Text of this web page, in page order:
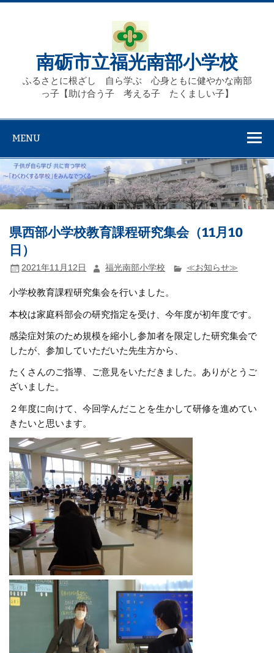
Skip
南砺市立福光南部小学校
ふるさとに根ざし 自ら学ぶ 心身ともに健やかな南部
っ子【助け合う子 考える子 たくましい子】
MENU
県西部小学校教育課程研究集会（11月10
日）
2021年11月12日 福光南部小学校 ≪お知らせ≫
小学校教育課程研究集会を行いました。
本校は家庭科部会の研究指定を受け、今年度が初年度です。
感染症対策のため規模を縮小し参加者を限定した研究集会で
したが、参加していただいた先生方から、
たくさんのご指導、ご意見をいただきました。ありがとうご
ざいました。
２年度に向けて、今回学んだことを生かして研修を進めてい
きたいと思います。